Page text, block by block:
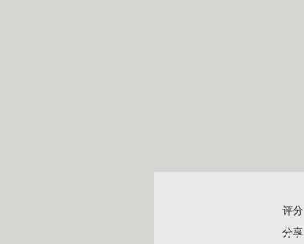
评分
分享